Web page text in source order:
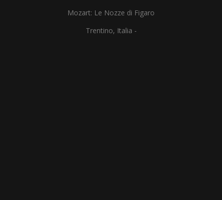
Mozart: Le Nozze di Figaro
Trentino, Italia -